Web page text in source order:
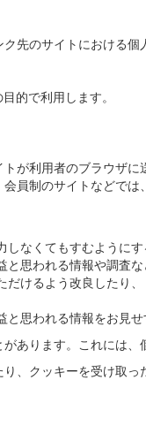
のサイトにおける個
的で利用します。
が利用者のブラウザ
員制のサイトなどで
しなくてもすむように
と思われる情報や調査
けるよう改良したり
思われる情報をお見
あります。これには、
、クッキーを受け取